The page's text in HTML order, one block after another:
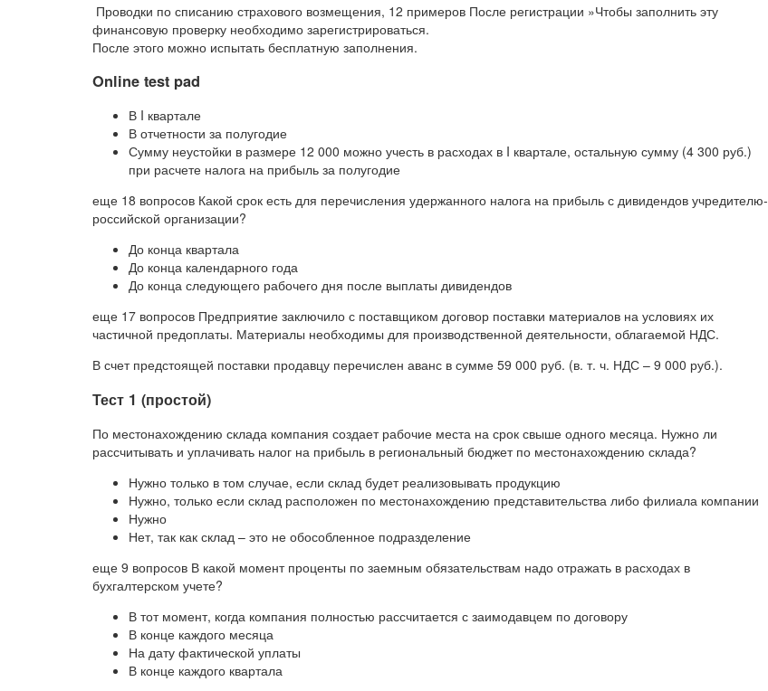
Проводки по списанию страхового возмещения, 12 примеров После регистрации »Чтобы заполнить эту
финансовую проверку необходимо зарегистрироваться.
После этого можно испытать бесплатную заполнения.
Online test pad
В I квартале
В отчетности за полугодие
Сумму неустойки в размере 12 000 можно учесть в расходах в I квартале, остальную сумму (4 300 руб.)
при расчете налога на прибыль за полугодие
еще 18 вопросов Какой срок есть для перечисления удержанного налога на прибыль с дивидендов учредителю-
российской организации?
До конца квартала
До конца календарного года
До конца следующего рабочего дня после выплаты дивидендов
еще 17 вопросов Предприятие заключило с поставщиком договор поставки материалов на условиях их
частичной предоплаты. Материалы необходимы для производственной деятельности, облагаемой НДС.
В счет предстоящей поставки продавцу перечислен аванс в сумме 59 000 руб. (в. т. ч. НДС – 9 000 руб.).
Тест 1 (простой)
По местонахождению склада компания создает рабочие места на срок свыше одного месяца. Нужно ли
рассчитывать и уплачивать налог на прибыль в региональный бюджет по местонахождению склада?
Нужно только в том случае, если склад будет реализовывать продукцию
Нужно, только если склад расположен по местонахождению представительства либо филиала компании
Нужно
Нет, так как склад – это не обособленное подразделение
еще 9 вопросов В какой момент проценты по заемным обязательствам надо отражать в расходах в
бухгалтерском учете?
В тот момент, когда компания полностью рассчитается с заимодавцем по договору
В конце каждого месяца
На дату фактической уплаты
В конце каждого квартала